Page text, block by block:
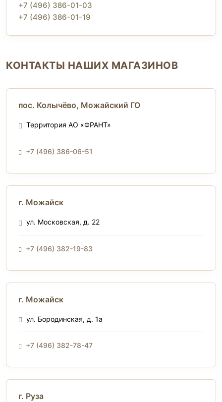
+7 (496) 386-01-03
+7 (496) 386-01-19
КОНТАКТЫ НАШИХ МАГАЗИНОВ
пос. Колычёво, Можайский ГО
Территория АО «ФРАНТ»
+7 (496) 386-06-51
г. Можайск
ул. Московская, д. 22
+7 (496) 382-19-83
г. Можайск
ул. Бородинская, д. 1а
+7 (496) 382-78-47
г. Руза